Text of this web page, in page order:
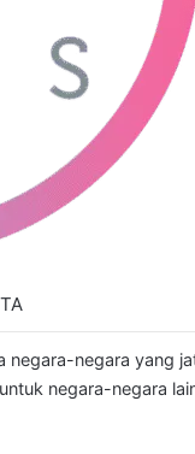
negara-negara yang
negara-negara